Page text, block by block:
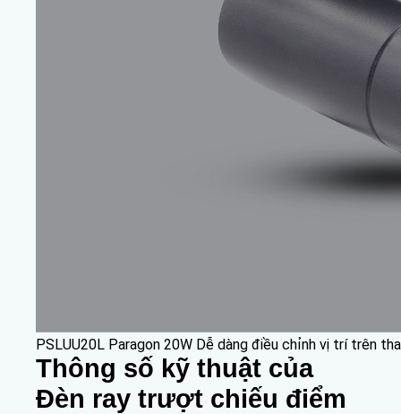
PSLUU20L Paragon 20W Dễ dàng điều chỉnh vị trí trên
Thông số kỹ thuật của
Đèn ray trượt chiếu điểm